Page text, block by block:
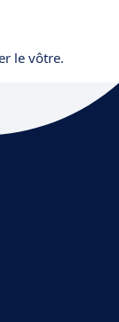
le vôtre.